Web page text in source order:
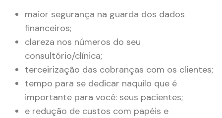
maior segurança na guarda dos dados
financeiros;
clareza nos números do seu
consultório/clínica;
terceirização das cobranças com os clientes;
tempo para se dedicar naquilo que é
importante para você: seus pacientes;
e redução de custos com papéis e